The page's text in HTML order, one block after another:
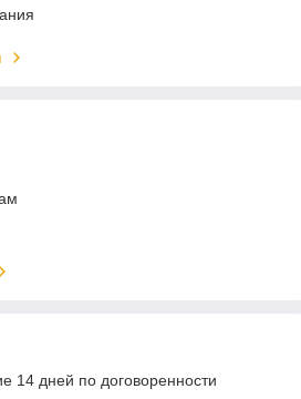
14 дней по договоренности